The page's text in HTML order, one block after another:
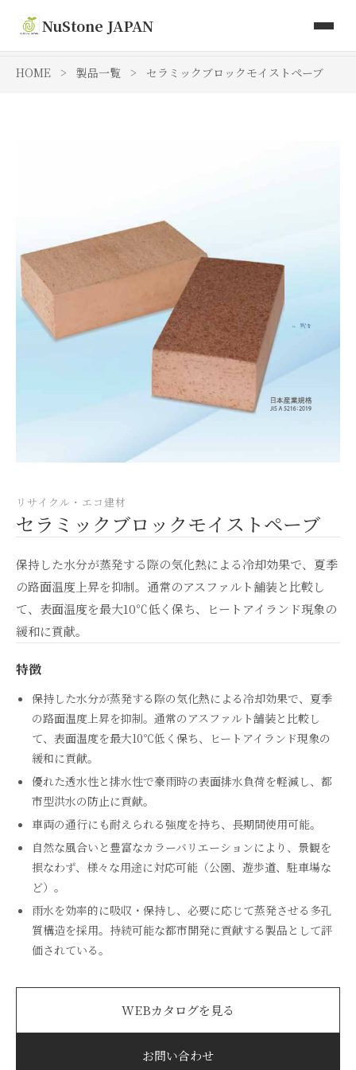
NuStone JAPAN
Toki Artisan Tiles
HOME > 製品一覧 > セラミックブロックモイストペーブ
リサイクル・エコ建材
セラミックブロックモイストペーブ
保持した水分が蒸発する際の気化熱による冷却効果で、夏季
の路面温度上昇を抑制。通常のアスファルト舗装と比較し
て、表面温度を最大10℃低く保ち、ヒートアイランド現象の
緩和に貢献。
特徴
保持した水分が蒸発する際の気化熱による冷却効果で、夏季
の路面温度上昇を抑制。通常のアスファルト舗装と比較し
て、表面温度を最大10℃低く保ち、ヒートアイランド現象の
緩和に貢献。
優れた透水性と排水性で豪雨時の表面排水負荷を軽減し、都
市型洪水の防止に貢献。
車両の通行にも耐えられる強度を持ち、長期間使用可能。
自然な風合いと豊富なカラーバリエーションにより、景観を
損なわず、様々な用途に対応可能（公園、遊歩道、駐車場な
ど）。
雨水を効率的に吸収・保持し、必要に応じて蒸発させる多孔
質構造を採用。持続可能な都市開発に貢献する製品として評
価されている。
WEBカタログを見る
お問い合わせ